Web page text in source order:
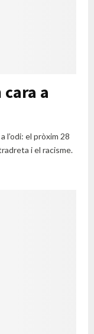
a
l’odi: el pròxim 28
i el racisme.